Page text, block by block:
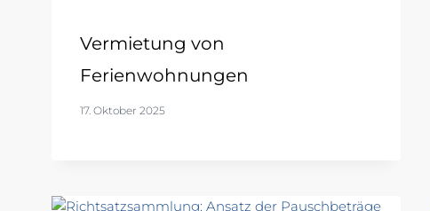
Vermietung von
Ferienwohnungen
17. Oktober 2025